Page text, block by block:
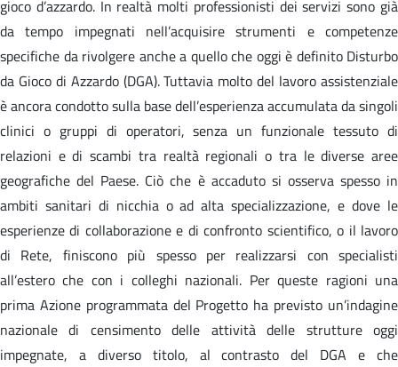
gioco d’azzardo. In realtà molti professionisti dei servizi sono già
da tempo impegnati nell’acquisire strumenti e competenze
specifiche da rivolgere anche a quello che oggi è definito Disturbo
da Gioco di Azzardo (DGA). Tuttavia molto del lavoro assistenziale
è ancora condotto sulla base dell’esperienza accumulata da singoli
clinici o gruppi di operatori, senza un funzionale tessuto di
relazioni e di scambi tra realtà regionali o tra le diverse aree
geografiche del Paese. Ciò che è accaduto si osserva spesso in
ambiti sanitari di nicchia o ad alta specializzazione, e dove le
esperienze di collaborazione e di confronto scientifico, o il lavoro
di Rete, finiscono più spesso per realizzarsi con specialisti
all’estero che con i colleghi nazionali. Per queste ragioni una
prima Azione programmata del Progetto ha previsto un’indagine
nazionale di censimento delle attività delle strutture oggi
impegnate, a diverso titolo, al contrasto del DGA e che